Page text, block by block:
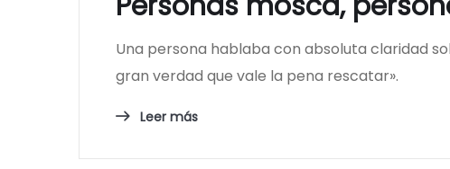
Una persona hablaba con absoluta claridad
gran verdad que vale la pena rescatar».
Leer más